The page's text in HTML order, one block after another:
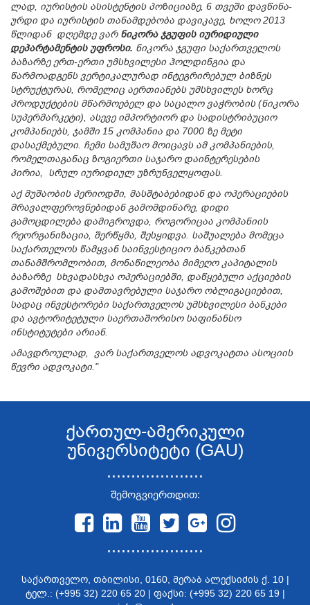
ლად, იუ­რის­ტის ასისტენ­ტის პო­ზი­ცი­ა­ზე, 6 თვე­ში დავ­წი­ნა­
ურ­დი და იუ­რის­ტის თა­ნამ­დე­ბო­ბა და­ვიკავე, ხოლო 2013
წლიდან დღემდე ვარ ნიკორა ჯგუფის იურიდიული
დეპარტამენტის უფროსი. ნიკორა ჯგუფი საქართველოს
ბაზარზე ერთ-ერთი უმსხვილესი ჰოლდინგია და
წარმოადგენს ვერტიკალურად ინტეგრირებულ ბიზნეს
სტრუქტურას, რომელიც აერთიანებს უმსხვილეს ხორც
პროდუქტების მწარმოებელ და საცალო ვაჭრობის (ნიკორა
სუპერმარკეტი), ასევე იმპორტიორ და სადისტრიბუციო
კომპანიებს, ჯამში 15 კომპანია და 7000 ზე მეტი
დასაქმებული. ჩემი სამუშაო მოიცავს ამ კომპანიების,
რომელთაგანაც ზოგიერთი საჯარო დაინტერესების
პირია,
სრულ იურიდიულ უზრუნველყოფას.
აქ მუშაობის პერიოდში, მასშტაბებიდან და ოპერაციების
მრავალფეროვნებიდან გამომდინარე, დიდი
გამოცდილება დამიგროვდა, როგორიცაა კომპანიის
რეორგანიზაცია, შერწყმა, შესყიდვა საშუალება მომეცა
საქართელოს წამყვან საინვესტიციო ბანკებთან
თანამშრომლობით, მონაწილეობა მიმეღო კაპიტალის
ბაზარზე სხვადასხვა ოპერაციებში, დაწყებული აქციების
გამოშებით და დამთავრებული საჯარო ობლიგაციებით,
სადაც ინვესტორები საქართველოს უმსხვილესი ბანკები
და ავტორიტეტული საერთაშორისო საფინანსო
ინსტიტუტები არიან.
ამავდროულად, ვარ საქართველოს ადვოკატთა ასოციის
წევრი ადვოკატი."
ქართულ-ამერიკული
უნივერსიტეტი (GAU)
....................
შემოგვიერთდით:
....................
საქართველო, თბილისი, 0160, მერაბ ალექსიძის ქ. 10 |
ტელ.: (+995 32) 220 65 20 | ფაქსი: (+995 32) 220 65 19 |